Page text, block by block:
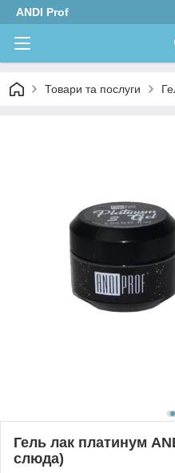
ANDI Prof
Товари та послуги
Гель лак платинум
слюда)